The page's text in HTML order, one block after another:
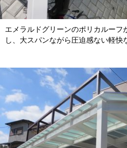
エメラルドグリーンのポリカルーフ
し、大スパンながら圧迫感ない軽快